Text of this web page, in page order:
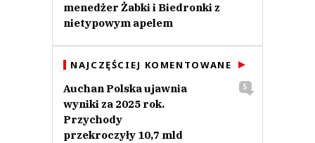
menedżer Żabki i Biedronki z
nietypowym apelem
NAJCZĘŚCIEJ KOMENTOWANE
Auchan Polska ujawnia
wyniki za 2025 rok.
Przychody
przekroczyły 10,7 mld
5